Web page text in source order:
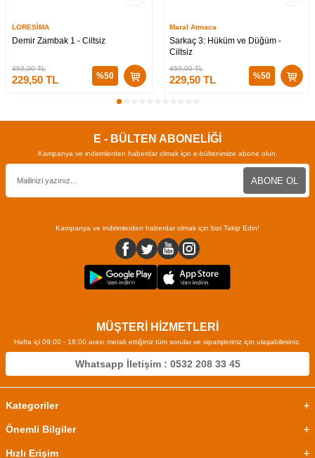
LORESİMA
Demir Zambak 1 - Ciltsiz
459,00TL
229,50 TL %50
Maral Atmaca
Sarkaç 3: Hüküm ve Düğüm -
Ciltsiz
459,00TL
229,50TL %50
E - BÜLTEN ABONELİĞİ
Kampanya ve indirimlerden haberdar olmak için e-bültenimize abone olun.
ABONE OL
Kampanya ve indirimlerden haberdar olmak için bizi Takip Edin!
MÜŞTERİ HİZMETLERİ
Hafta içi 09:00 - 18:00 arası merak ettiğiniz tüm sorular ve siparişleriniz için ulaşabilirsiniz.
Whatsapp İletişim : 0532 208 33 45
Kategoriler
Önemli Bilgiler
Hızlı Erişim